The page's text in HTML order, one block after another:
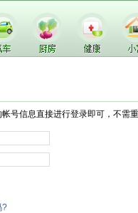
号信息直接进行登录即可，不需
?